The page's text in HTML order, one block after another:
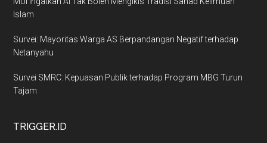
Islam
Survei: Mayoritas Warga AS Berpandangan Negatif terhadap
Netanyahu
Survei SMRC: Kepuasan Publik terhadap Program MBG Turun
Tajam
TRIGGER.ID